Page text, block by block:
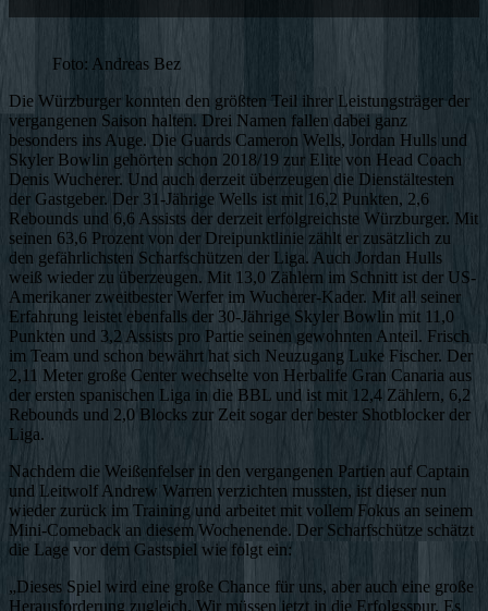
Foto: Andreas Bez
Die Würzburger konnten den größten Teil ihrer Leistungsträger der
vergangenen Saison halten. Drei Namen fallen dabei ganz
besonders ins Auge. Die Guards Cameron Wells, Jordan Hulls und
Skyler Bowlin gehörten schon 2018/19 zur Elite von Head Coach
Denis Wucherer. Und auch derzeit überzeugen die Dienstältesten
der Gastgeber. Der 31-Jährige Wells ist mit 16,2 Punkten, 2,6
Rebounds und 6,6 Assists der derzeit erfolgreichste Würzburger. Mit
seinen 63,6 Prozent von der Dreipunktlinie zählt er zusätzlich zu
den gefährlichsten Scharfschützen der Liga. Auch Jordan Hulls
weiß wieder zu überzeugen. Mit 13,0 Zählern im Schnitt ist der US-
Amerikaner zweitbester Werfer im Wucherer-Kader. Mit all seiner
Erfahrung leistet ebenfalls der 30-Jährige Skyler Bowlin mit 11,0
Punkten und 3,2 Assists pro Partie seinen gewohnten Anteil. Frisch
im Team und schon bewährt hat sich Neuzugang Luke Fischer. Der
2,11 Meter große Center wechselte von Herbalife Gran Canaria aus
der ersten spanischen Liga in die BBL und ist mit 12,4 Zählern, 6,2
Rebounds und 2,0 Blocks zur Zeit sogar der bester Shotblocker der
Liga.
Nachdem die Weißenfelser in den vergangenen Partien auf Captain
und Leitwolf Andrew Warren verzichten mussten, ist dieser nun
wieder zurück im Training und arbeitet mit vollem Fokus an seinem
Mini-Comeback an diesem Wochenende. Der Scharfschütze schätzt
die Lage vor dem Gastspiel wie folgt ein:
„Dieses Spiel wird eine große Chance für uns, aber auch eine große
Herausforderung zugleich. Wir müssen jetzt in die Erfolgsspur. Es